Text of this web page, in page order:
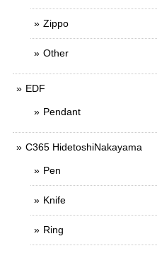
Zippo
Other
EDF
Pendant
C365 HidetoshiNakayama
Pen
Knife
Ring